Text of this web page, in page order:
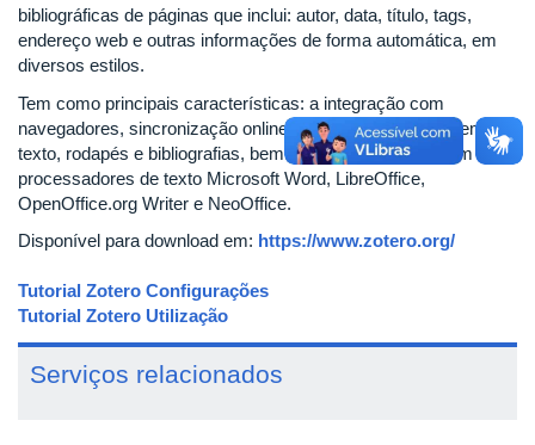
bibliográficas de páginas que inclui: autor, data, título, tags,
endereço web e outras informações de forma automática, em
diversos estilos.
Tem como principais características: a integração com
navegadores, sincronização online, geração de citações em
texto, rodapés e bibliografias, bem como a integração com os
processadores de texto Microsoft Word, LibreOffice,
OpenOffice.org Writer e NeoOffice.
Disponível para download em: https://www.zotero.org/
Tutorial Zotero Configurações
Tutorial Zotero Utilização
Serviços relacionados